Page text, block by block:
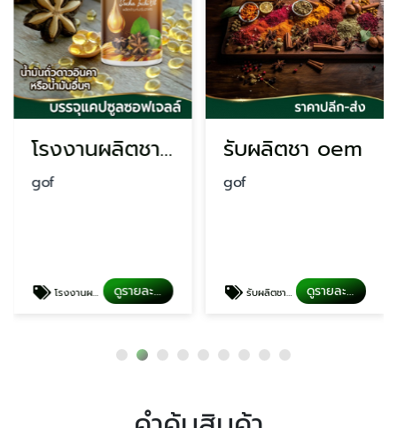
โรงงานผลิตชา oem
gof
โรงงานผลิตชา oem ดูรายละเอียด
รับผลิตชา oem
gof
รับผลิตชา oem ดูรายละเอียด